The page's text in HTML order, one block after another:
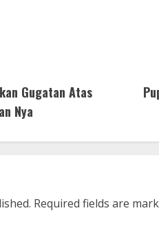
Gugatan Atas
Nya
Required fields are